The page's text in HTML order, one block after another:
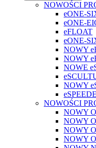
NOWOŚCI
eONE-
eONE-
eFLOAT
eONE-
NOWY
NOWY
NOWE
NOWY
NOWOŚCI
NOWY
NOWY
NOWY
NOWY